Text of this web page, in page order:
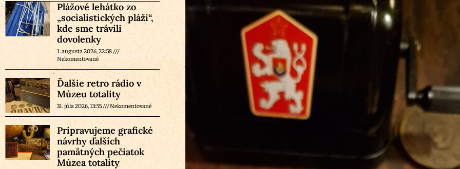
Plážové lehátko zo
„socialistických pláží“,
kde sme trávili
dovolenky
1. augusta 2026, 22:58
Nekomentované
Ďalšie retro rádio v
Múzeu totality
31. júla 2026, 13:55 Nekomentované
Pripravujeme grafické
návrhy ďalších
pamätných pečiatok
Múzea totality